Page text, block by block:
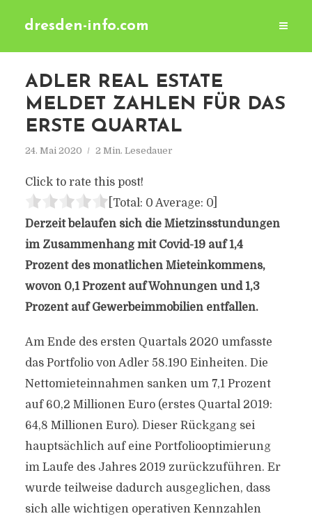
dresden-info.com
ADLER REAL ESTATE
MELDET ZAHLEN FÜR DAS
ERSTE QUARTAL
24. Mai 2020 2 Min. Lesedauer
Click to rate this post!
[Total: 0 Average: 0]
Derzeit belaufen sich die Mietzinsstundungen
im Zusammenhang mit Covid-19 auf 1,4
Prozent des monatlichen Mieteinkommens,
wovon 0,1 Prozent auf Wohnungen und 1,3
Prozent auf Gewerbeimmobilien entfallen.
Am Ende des ersten Quartals 2020 umfasste
das Portfolio von Adler 58.190 Einheiten. Die
Nettomieteinnahmen sanken um 7,1 Prozent
auf 60,2 Millionen Euro (erstes Quartal 2019:
64,8 Millionen Euro). Dieser Rückgang sei
hauptsächlich auf eine Portfoliooptimierung
im Laufe des Jahres 2019 zurückzuführen. Er
wurde teilweise dadurch ausgeglichen, dass
sich alle wichtigen operativen Kennzahlen